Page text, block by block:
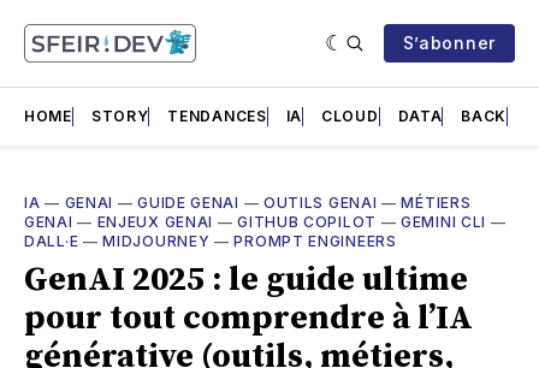
S’abonner
HOME STORY TENDANCES IA CLOUD DATA BACK
IA — GENAI —GUIDE GENAI — OUTILS GENAI —MÉTIERS
GENAI — ENJEUX GENAI —GITHUB COPILOT —GEMINI CLI —
DALL·E —MIDJOURNEY —PROMPT ENGINEERS
GenAI 2025 : le guide ultime
pour tout comprendre à l’IA
générative (outils, métiers,